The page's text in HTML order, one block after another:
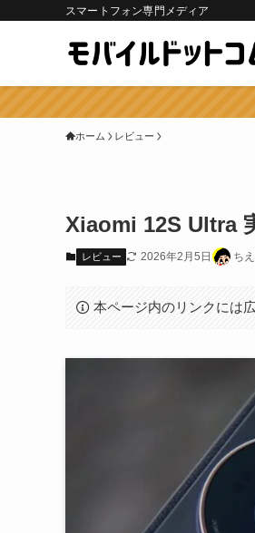
スマートフォン専門メディア
ホーム レビュー
Xiaomi 12S Ultra
レビュー 2026年2月5日 ち
本ページ内のリンクには